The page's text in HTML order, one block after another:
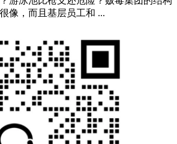
像，而且基层员工和 ...